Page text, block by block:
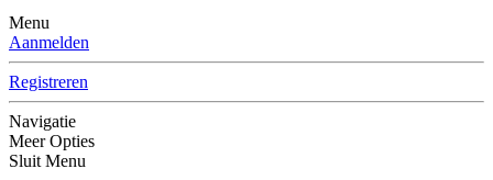
Menu
Aanmelden
Registreren
Navigatie
Meer Opties
Sluit Menu